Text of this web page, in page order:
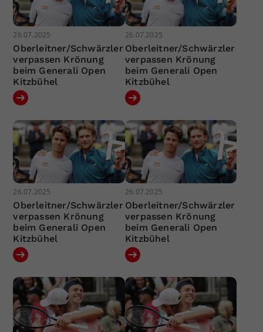
26.07.2025
Oberleitner/Schwärzler
verpassen Krönung
beim Generali Open
Kitzbühel
26.07.2025
Oberleitner/Schwärzler
verpassen Krönung
beim Generali Open
Kitzbühel
26.07.2025
Oberleitner/Schwärzler
verpassen Krönung
beim Generali Open
Kitzbühel
26.07.2025
Oberleitner/Schwärzler
verpassen Krönung
beim Generali Open
Kitzbühel